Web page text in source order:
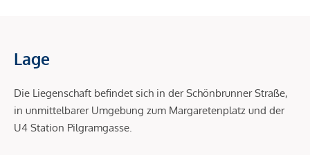
Lage
Die Liegenschaft befindet sich in der Schönbrunner Straße,
in unmittelbarer Umgebung zum Margaretenplatz und der
U4 Station Pilgramgasse.